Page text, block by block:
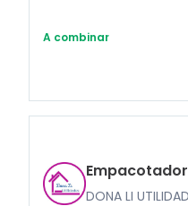
A combinar
DONA LI